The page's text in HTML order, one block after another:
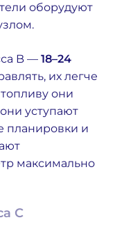
оборудуют
B — 18–24
их легче
они
уступают
планировки и
максимально
C